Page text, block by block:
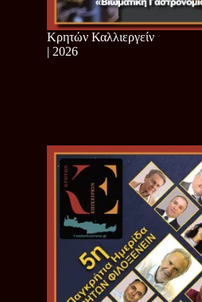
Κρητών Καλλιεργείν
| 2026